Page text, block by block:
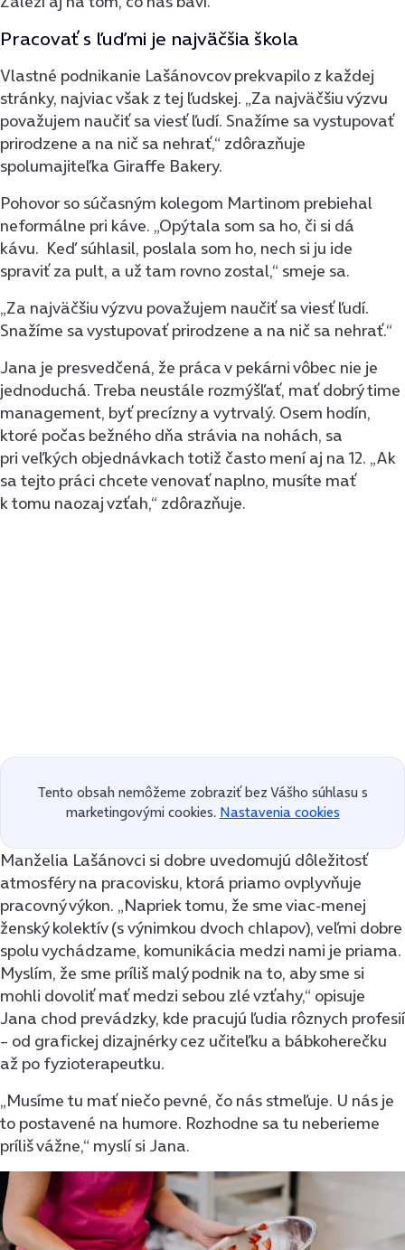
Pracovať s ľuďmi je najväčšia škola
Vlastné podnikanie Lašánovcov prekvapilo z každej
stránky, najviac však z tej ľudskej. „Za najväčšiu výzvu
považujem naučiť sa viesť ľudí. Snažíme sa vystupovať
prirodzene a na nič sa nehrať,“ zdôrazňuje
spolumajiteľka Giraffe Bakery.
Pohovor so súčasným kolegom Martinom prebiehal
neformálne pri káve. „Opýtala som sa ho, či si dá
kávu. Keď súhlasil, poslala som ho, nech si ju ide
spraviť za pult, a už tam rovno zostal,“ smeje sa.
„Za najväčšiu výzvu považujem naučiť sa viesť ľudí.
Snažíme sa vystupovať prirodzene a na nič sa nehrať.“
Jana je presvedčená, že práca v pekárni vôbec nie je
jednoduchá. Treba neustále rozmýšľať, mať dobrý time
management, byť precízny a vytrvalý. Osem hodín,
ktoré počas bežného dňa strávia na nohách, sa
pri veľkých objednávkach totiž často mení aj na 12. „Ak
sa tejto práci chcete venovať naplno, musíte mať
k tomu naozaj vzťah,“ zdôrazňuje.
Tento obsah nemôžeme zobraziť bez Vášho súhlasu s
marketingovými cookies. Nastavenia cookies
Manželia Lašánovci si dobre uvedomujú dôležitosť
atmosféry na pracovisku, ktorá priamo ovplyvňuje
pracovný výkon. „Napriek tomu, že sme viac-menej
ženský kolektív (s výnimkou dvoch chlapov), veľmi dobre
spolu vychádzame, komunikácia medzi nami je priama.
Myslím, že sme príliš malý podnik na to, aby sme si
mohli dovoliť mať medzi sebou zlé vzťahy,“ opisuje
Jana chod prevádzky, kde pracujú ľudia rôznych profesií
– od grafickej dizajnérky cez učiteľku a bábkoherečku
až po fyzioterapeutku.
„Musíme tu mať niečo pevné, čo nás stmeľuje. U nás je
to postavené na humore. Rozhodne sa tu neberieme
príliš vážne,“ myslí si Jana.